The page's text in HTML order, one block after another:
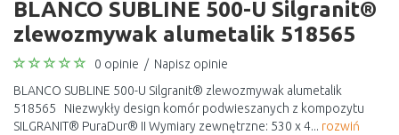
BLANCO SUBLINE 500-U Silgranit®
zlewozmywak alumetalik 518565
0 opinie / Napisz opinie
BLANCO SUBLINE 500-U Silgranit® zlewozmywak alumetalik
518565 Niezwykły design komór podwieszanych z kompozytu
SILGRANIT® PuraDur® II Wymiary zewnętrzne: 530 x 4... rozwiń